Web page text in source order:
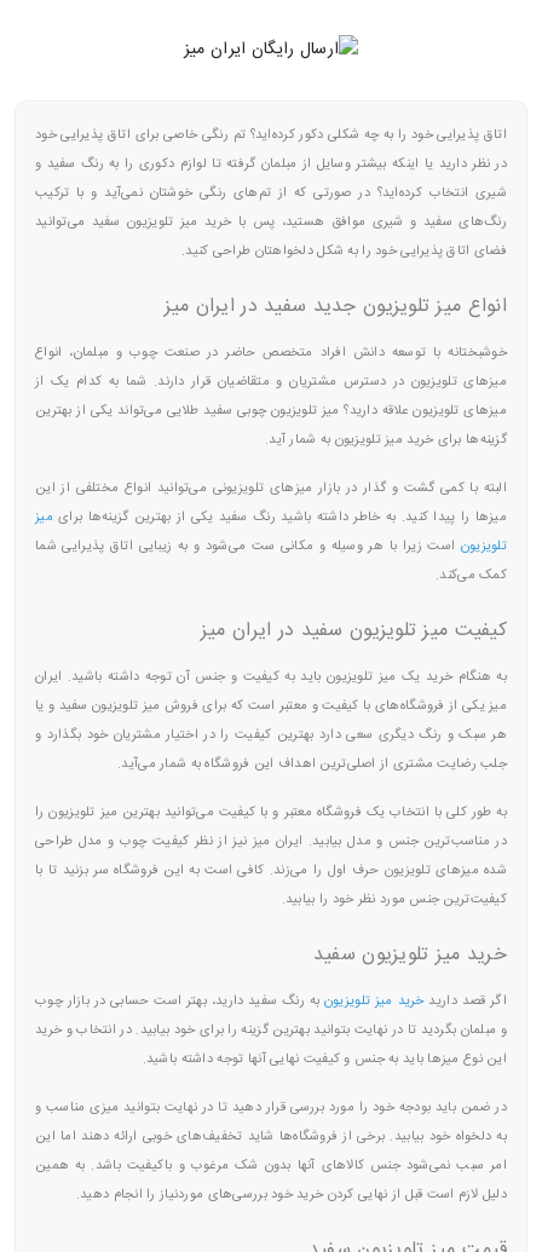
اتاق پذیرایی خود را به چه شکلی دکور کرده‌اید؟ تم رنگی خاصی برای اتاق پذیرایی خود
در نظر دارید یا اینکه بیشتر وسایل از مبلمان گرفته تا لوازم دکوری را به رنگ سفید و
شیری انتخاب کرده‌اید؟ در صورتی که از تم‌های رنگی خوشتان نمی‌آید و با ترکیب
رنگ‌های سفید و شیری موافق هستید، پس با خرید میز تلویزیون سفید می‌توانید
فضای اتاق پذیرایی خود را به شکل دلخواهتان طراحی کنید.
انواع میز تلویزیون جدید سفید در ایران میز
خوشبختانه با توسعه دانش افراد متخصص حاضر در صنعت چوب و مبلمان، انواع
میزهای تلویزیون در دسترس مشتریان و متقاضیان قرار دارند. شما به کدام یک از
میزهای تلویزیون علاقه‌ دارید؟ میز تلویزیون چوبیسفید طلایی می‌تواند یکی از بهترین
گزینه‌ها برای خرید میز تلویزیون به شمار آید.
البته با کمی گشت و گذار در بازار میزهای تلویزیونی می‌توانید انواع مختلفی از این
میزها را پیدا کنید. به خاطر داشته باشید رنگ سفید یکی از بهترین گزینه‌ها برای میز
تلویزیون است زیرا با هر وسیله و مکانی ست می‌شود و به زیبایی اتاق پذیرایی شما
کمک می‌کند.
کیفیت میز تلویزیون سفید در ایران میز
به هنگام خرید یک میز تلویزیون باید به کیفیت و جنس آن توجه داشته باشید. ایران
میز یکی از فروشگاه‌های با کیفیت و معتبر است که برای فروش میز تلویزیون سفید و یا
هر سبک و رنگ دیگری سعی دارد بهترین کیفیت را در اختیار مشتریان خود بگذارد و
جلب رضایت مشتری از اصلی‌ترین اهداف این فروشگاه به شمار می‌آید.
به طور کلی با انتخاب یک فروشگاه معتبر و با کیفیت می‌توانید بهترین میز تلویزیون را
در مناسب‌ترین جنس و مدل بیابید. ایران میز نیز از نظر کیفیت چوب و مدل طراحی
شده میزهای تلویزیون حرف اول را می‌زند. کافی است به این فروشگاه سر بزنید تا با
کیفیت‌ترین جنس مورد نظر خود را بیابید.
خرید میز تلویزیون سفید
اگر قصد داریدخرید میز تلویزیون به رنگ سفید دارید، بهتر است حسابی در بازار چوب
و مبلمان بگردید تا در نهایت بتوانید بهترین گزینه را برای خود بیابید. در انتخاب و خرید
این نوع میزها باید به جنس و کیفیت نهایی آنها توجه داشته باشید.
در ضمن باید بودجه خود را مورد بررسی قرار دهید تا در نهایت بتوانید میزی مناسب و
به دلخواه خود بیابید. برخی از فروشگاه‌ها شاید تخفیف‌های خوبی ارائه دهند اما این
امر سبب نمی‌شود جنس کالاهای آنها بدون شک مرغوب و باکیفیت باشد. به همین
دلیل لازم است قبل از نهایی کردن خرید خود بررسی‌های موردنیاز را انجام دهید.